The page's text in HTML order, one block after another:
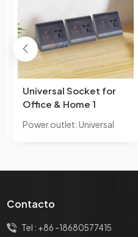
Universal Socket for
Office & Home 1
Power Socket with
Power outlet: Universal
Contacto
Tel : +86 -18680577415